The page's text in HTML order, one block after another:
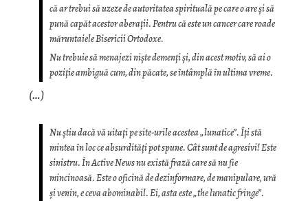
că ar trebui să uzeze de autoritatea spirituală pe care o are și să
pună capăt acestor aberații. Pentru că este un cancer care roade
măruntaiele Bisericii Ortodoxe.
Nu trebuie să menajezi niște demenți și, din acest motiv, să ai o
poziție ambiguă cum, din păcate, se întâmplă în ultima vreme.
(…)
Nu știu dacă vă uitați pe site-urile acestea „lunatice”. Îți stă
mintea în loc ce absurdități pot spune. Cât sunt de agresivi! Este
sinistru. În Active News nu există frază care să nu fie
mincinoasă. Este o oficină de dezinformare, de manipulare, ură
și venin, e ceva abominabil. Ei, asta este „the lunatic fringe”.